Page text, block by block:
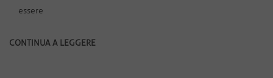
essere
CONTINUA A LEGGERE